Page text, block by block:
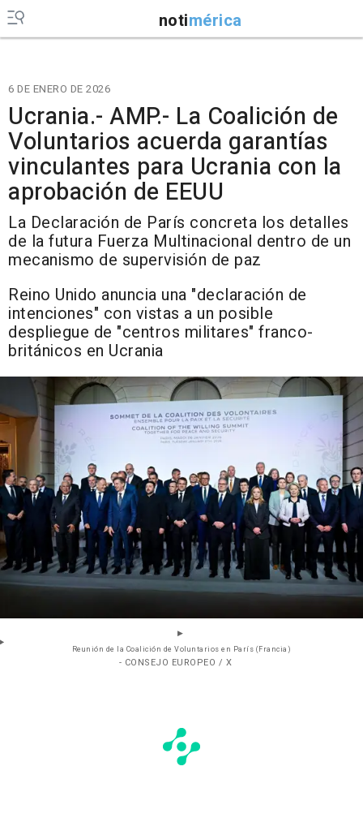
notimérica
6 DE ENERO DE 2026
Ucrania.- AMP.- La Coalición de
Voluntarios acuerda garantías
vinculantes para Ucrania con la
aprobación de EEUU
La Declaración de París concreta los detalles
de la futura Fuerza Multinacional dentro de un
mecanismo de supervisión de paz
Reino Unido anuncia una "declaración de
intenciones" con vistas a un posible
despliegue de "centros militares" franco-
británicos en Ucrania
Reunión de la Coalición de Voluntarios en París (Francia)
- CONSEJO EUROPEO / X